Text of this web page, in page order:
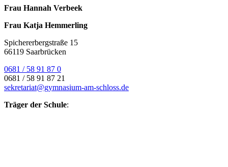
Frau Hannah Verbeek
Frau Katja Hemmerling
Spichererbergstraße 15
66119 Saarbrücken
0681 / 58 91 87 0
0681 / 58 91 87 21
sekretariat@gymnasium-am-schloss.de
Träger der Schule: